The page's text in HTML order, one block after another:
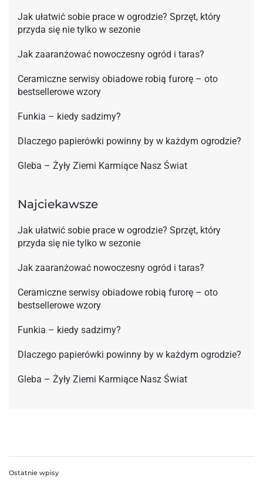
Jak ułatwić sobie prace w ogrodzie? Sprzęt, który
przyda się nie tylko w sezonie
Jak zaaranżować nowoczesny ogród i taras?
Ceramiczne serwisy obiadowe robią furorę – oto
bestsellerowe wzory
Funkia – kiedy sadzimy?
Dlaczego papierówki powinny by w każdym ogrodzie?
Gleba – Żyły Ziemi Karmiące Nasz Świat
Najciekawsze
Jak ułatwić sobie prace w ogrodzie? Sprzęt, który
przyda się nie tylko w sezonie
Jak zaaranżować nowoczesny ogród i taras?
Ceramiczne serwisy obiadowe robią furorę – oto
bestsellerowe wzory
Funkia – kiedy sadzimy?
Dlaczego papierówki powinny by w każdym ogrodzie?
Gleba – Żyły Ziemi Karmiące Nasz Świat
Ostatnie wpisy